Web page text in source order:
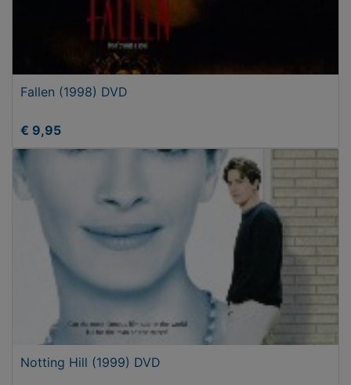
Fallen (1998) DVD
€ 9,95
Notting Hill (1999) DVD